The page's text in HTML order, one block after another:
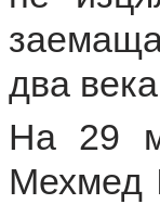
два
На 29
Мехмед